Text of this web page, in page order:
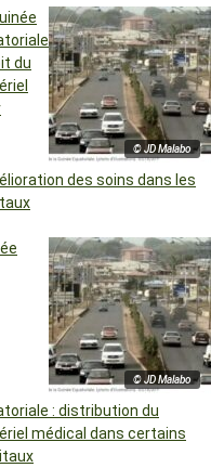
© JD Malabo
du
des soins dans les
© JD Malabo
: distribution du
médical dans certains